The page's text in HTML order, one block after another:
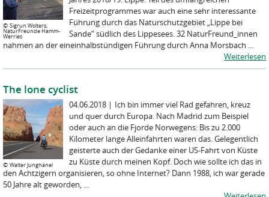
© Sigrun Wolters,
NaturFreunde Hamm-
Werries
Freizeitprogrammes war auch eine sehr interessante
Führung durch das Naturschutzgebiet „Lippe bei
Sande“ südlich des Lippesees. 32 NaturFreund_innen
nahmen an der eineinhalbstündigen Führung durch Anna Morsbach ...
Weiterlesen
The lone cyclist
© Walter Junghänel
04.06.2018 | Ich bin immer viel Rad gefahren, kreuz
und quer durch Europa. Nach Madrid zum Beispiel
oder auch an die Fjorde Norwegens: Bis zu 2.000
Kilometer lange Alleinfahrten waren das. Gelegentlich
geisterte auch der Gedanke einer US-Fahrt von Küste
zu Küste durch meinen Kopf. Doch wie sollte ich das in
den Achtzigern organisieren, so ohne Internet? Dann 1988, ich war gerade
50 Jahre alt geworden, ...